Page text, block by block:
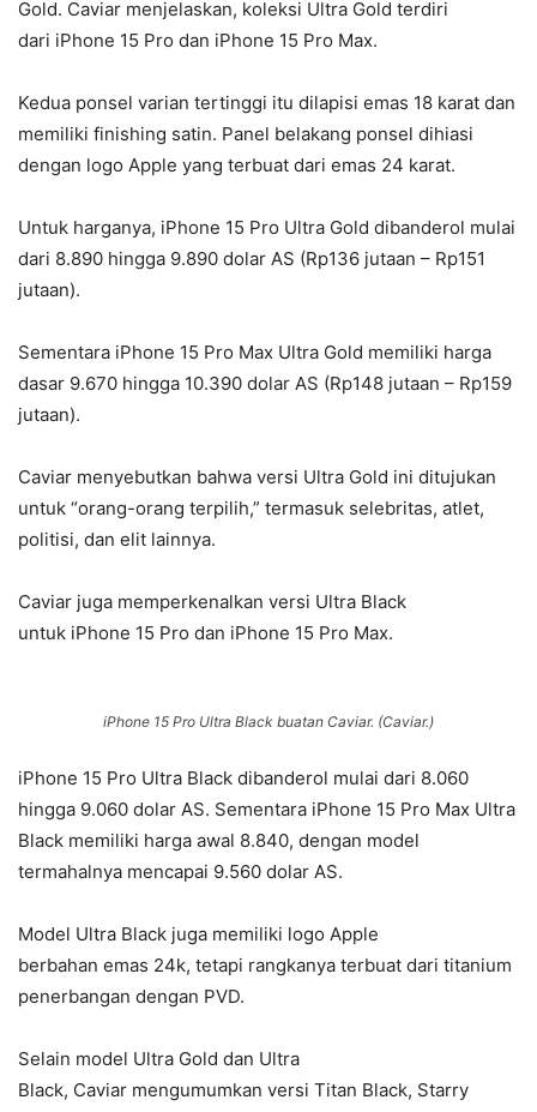
Gold. Caviar menjelaskan, koleksi Ultra Gold terdiri
dari iPhone 15 Pro dan iPhone 15 Pro Max.
Kedua ponsel varian tertinggi itu dilapisi emas 18 karat dan
memiliki finishing satin. Panel belakang ponsel dihiasi
dengan logo Apple yang terbuat dari emas 24 karat.
Untuk harganya, iPhone 15 Pro Ultra Gold dibanderol mulai
dari 8.890 hingga 9.890 dolar AS (Rp136 jutaan – Rp151
jutaan).
Sementara iPhone 15 Pro Max Ultra Gold memiliki harga
dasar 9.670 hingga 10.390 dolar AS (Rp148 jutaan – Rp159
jutaan).
Caviar menyebutkan bahwa versi Ultra Gold ini ditujukan
untuk “orang-orang terpilih,” termasuk selebritas, atlet,
politisi, dan elit lainnya.
Caviar juga memperkenalkan versi Ultra Black
untuk iPhone 15 Pro dan iPhone 15 Pro Max.
iPhone 15 Pro Ultra Black buatan Caviar. (Caviar.)
iPhone 15 Pro Ultra Black dibanderol mulai dari 8.060
hingga 9.060 dolar AS. Sementara iPhone 15 Pro Max Ultra
Black memiliki harga awal 8.840, dengan model
termahalnya mencapai 9.560 dolar AS.
Model Ultra Black juga memiliki logo Apple
berbahan emas 24k, tetapi rangkanya terbuat dari titanium
penerbangan dengan PVD.
Selain model Ultra Gold dan Ultra
Black, Caviar mengumumkan versi Titan Black, Starry